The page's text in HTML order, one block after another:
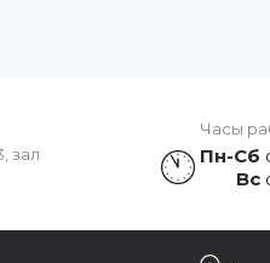
зал
Часы
Пн-Сб
Вс